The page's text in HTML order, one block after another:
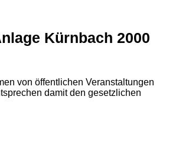
5
Kürnbach 2000
von öffentlichen Veranstaltungen
damit den gesetzlichen